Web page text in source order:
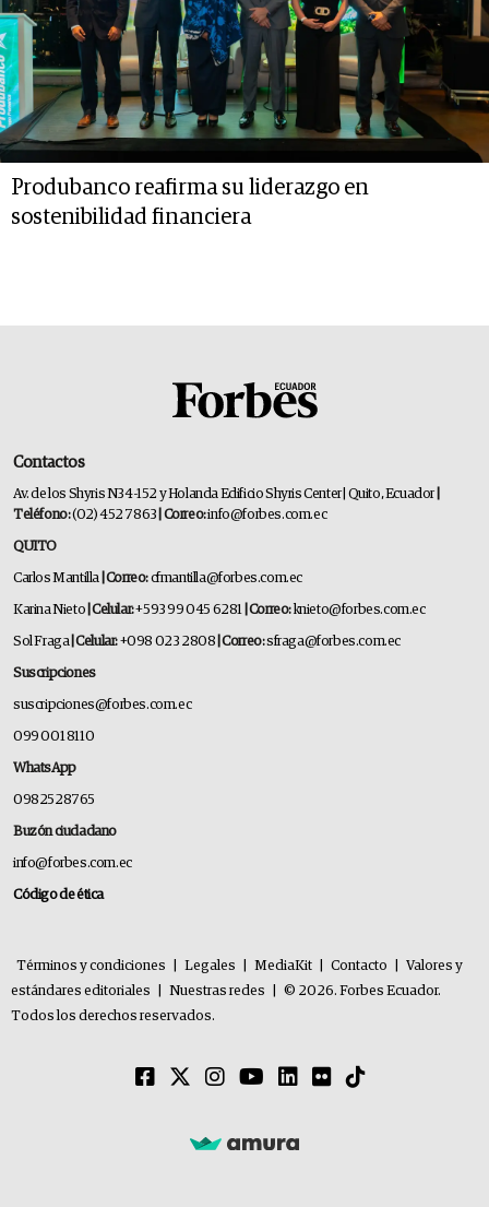
Produbanco reafirma su liderazgo en
sostenibilidad financiera
Contactos
Av. de los Shyris N34-152 y Holanda Edificio Shyris Center | Quito, Ecuador
Teléfono:(02) 452 7863 | Correo:info@forbes.com.ec
QUITO
Carlos Mantilla | Correo:cfmantilla@forbes.com.ec
Karina Nieto | Celular:+593 99 045 6281 | Correo:knieto@forbes.com.ec
Sol Fraga| Celular:+098 023 2808 | Correo:sfraga@forbes.com.ec
Suscripciones
suscripciones@forbes.com.ec
099 001 8110
WhatsApp
0982528765
Buzón ciudadano
info@forbes.com.ec
Código de ética
Términos y condiciones Legales MediaKit Contacto
Valores y
estándares editoriales
Nuestras redes
© 2026. Forbes Ecuador.
Todos los derechos reservados.